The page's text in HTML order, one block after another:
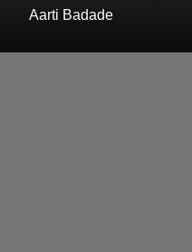
Aarti Badade